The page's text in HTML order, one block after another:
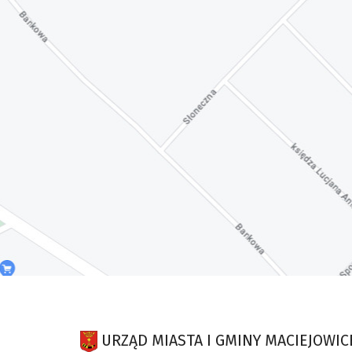
URZĄD MIASTA I GMINY